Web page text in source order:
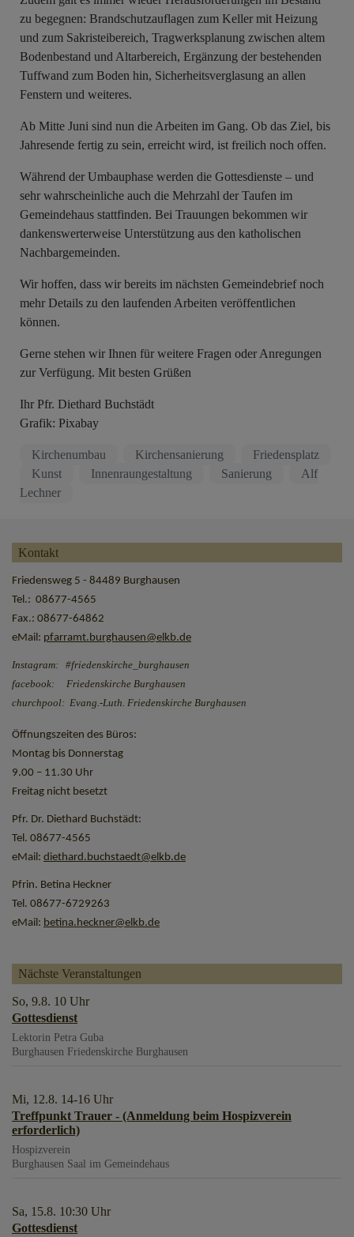
zu begegnen: Brandschutzauflagen zum Keller mit Heizung
und zum Sakristeibereich, Tragwerksplanung zwischen altem
Bodenbestand und Altarbereich, Ergänzung der bestehenden
Tuffwand zum Boden hin, Sicherheitsverglasung an allen
Fenstern und weiteres.
Ab Mitte Juni sind nun die Arbeiten im Gang. Ob das Ziel, bis
Jahresende fertig zu sein, erreicht wird, ist freilich noch offen.
Während der Umbauphase werden die Gottesdienste – und
sehr wahrscheinliche auch die Mehrzahl der Taufen im
Gemeindehaus stattfinden. Bei Trauungen bekommen wir
dankenswerterweise Unterstützung aus den katholischen
Nachbargemeinden.
Wir hoffen, dass wir bereits im nächsten Gemeindebrief noch
mehr Details zu den laufenden Arbeiten veröffentlichen
können.
Gerne stehen wir Ihnen für weitere Fragen oder Anregungen
zur Verfügung. Mit besten Grüßen
Ihr Pfr. Diethard Buchstädt
Grafik: Pixabay
Kirchenumbau Kirchensanierung
Friedensplatz
Kunst
Innenraungestaltung Sanierung
Alf
Lechner
Kontakt
Friedensweg 5 - 84489 Burghausen
Tel.: 08677-4565
Fax.: 08677-64862
eMail: pfarramt.burghausen@elkb.de
Instagram: #friedenskirche_burghausen
facebook: Friedenskirche Burghausen
churchpool: Evang.-Luth. Friedenskirche Burghausen
Öffnungszeiten des Büros:
Montag bis Donnerstag
9.00 – 11.30 Uhr
Freitag nicht besetzt
Pfr. Dr. Diethard Buchstädt:
Tel. 08677-4565
eMail: diethard.buchstaedt@elkb.de
Pfrin. Betina Heckner
Tel. 08677-6729263
eMail: betina.heckner@elkb.de
Nächste Veranstaltungen
So, 9.8. 10 Uhr
Gottesdienst
Lektorin Petra Guba
Burghausen Friedenskirche Burghausen
Mi, 12.8. 14-16 Uhr
Treffpunkt Trauer - (Anmeldung beim Hospizverein
erforderlich)
Hospizverein
Burghausen Saal im Gemeindehaus
Sa, 15.8. 10:30 Uhr
Gottesdienst